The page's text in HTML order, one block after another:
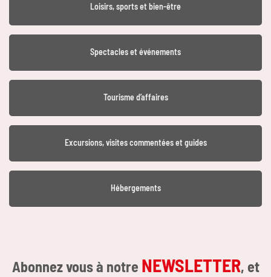
Loisirs, sports et bien-être
Spectacles et événements
Tourisme d’affaires
Excursions, visites commentées et guides
Hébergements
Abonnez vous à notre NEWSLETTER, et